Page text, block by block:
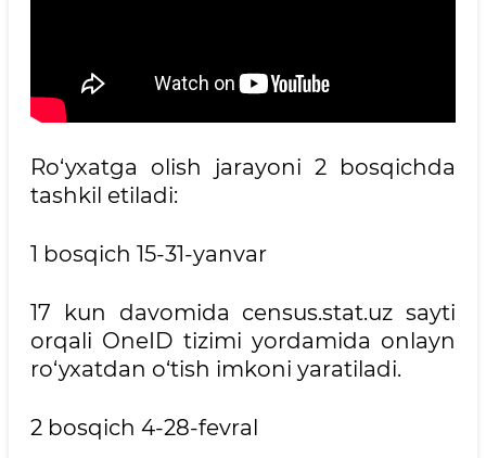
Ro‘yxatga olish jarayoni 2 bosqichda
tashkil etiladi:
1 bosqich 15-31-yanvar
17 kun davomida census.stat.uz sayti
orqali OneID tizimi yordamida onlayn
ro‘yxatdan o‘tish imkoni yaratiladi.
2 bosqich 4-28-fevral